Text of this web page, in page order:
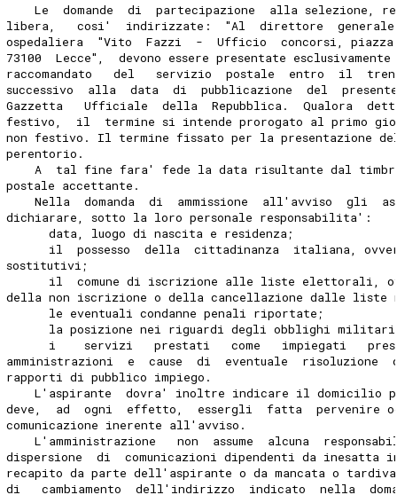
Le  domande  di  partecipazione  alla selezione,
libera,   cosi'  indirizzate:  "Al  direttore  generale
ospedaliera  "Vito  Fazzi  -  Ufficio  concorsi, piazza
73100  Lecce",  devono essere presentate
raccomandato   del   servizio  postale  entro  il
successivo  alla  data  di  pubblicazione  del
Gazzetta   Ufficiale  della  Repubblica.  Qualora
festivo,  il  termine si intende prorogato al primo
non festivo. Il termine fissato per la presentazione
perentorio.
A  tal fine fara' fede la data risultante dal
postale accettante.
Nella  domanda  di  ammissione  all'avviso  gli
dichiarare, sotto la loro personale responsabilita':
      data, luogo di nascita e residenza;
il  possesso  della  cittadinanza  italiana,
sostitutivi;
il  comune di iscrizione alle liste elettorali,
della non iscrizione o della cancellazione dalle liste
      le eventuali condanne penali riportate;
la posizione nei riguardi degli obblighi
i    servizi   prestati   come   impiegati
amministrazioni  e  cause  di  eventuale  risoluzione
rapporti di pubblico impiego.
L'aspirante  dovra' inoltre indicare il domicilio
deve,  ad  ogni  effetto,  essergli  fatta  pervenire
comunicazione inerente all'avviso.
L'amministrazione   non  assume  alcuna
dispersione  di  comunicazioni dipendenti da inesatta
recapito da parte dell'aspirante o da mancata o tardiva
di   cambiamento  dell'indirizzo  indicato  nella